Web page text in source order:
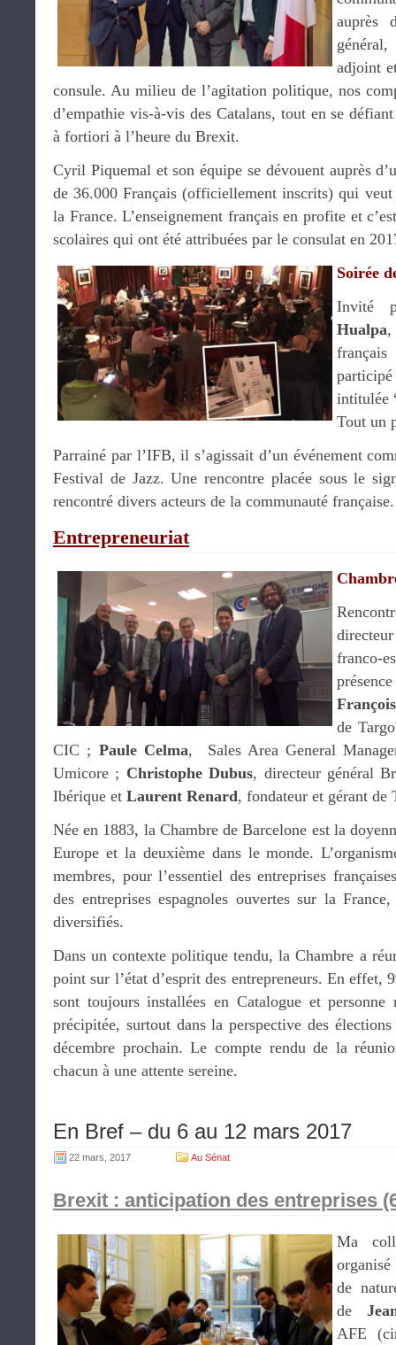
auprès
adjoint
consule. Au milieu de l’agitation politique, nos
d’empathie vis-à-vis des Catalans, tout en se
à fortiori à l’heure du Brexit.
Cyril Piquemal et son équipe se dévouent auprès
de 36.000 Français (officiellement inscrits) qui
la France. L’enseignement français en profite et
scolaires qui ont été attribuées par le consulat en
Soirée
Invité
Hualpa
participé
intitulée
Tout un
Parrainé par l’IFB, il s’agissait d’un événement
Festival de Jazz. Une rencontre placée sous le
rencontré divers acteurs de la communauté française.
Entrepreneuriat
franco-
de
CIC ; Paule Celma, Sales Area General
Umicore ; Christophe Dubus, directeur général
Ibérique et Laurent Renard, fondateur et gérant de
Née en 1883, la Chambre de Barcelone est la
Europe et la deuxième dans le monde.
membres, pour l’essentiel des entreprises
des entreprises espagnoles ouvertes sur la
diversifiés.
Dans un contexte politique tendu, la Chambre a
point sur l’état d’esprit des entrepreneurs. En effet,
sont toujours installées en Catalogue et
précipitée, surtout dans la perspective des
décembre prochain. Le compte rendu de la
chacun à une attente sereine.
En Bref – du 6 au 12 mars 2017
22 mars, 2017 Au Sénat
Brexit : anticipation des entreprises
Ma
de
de
AFE